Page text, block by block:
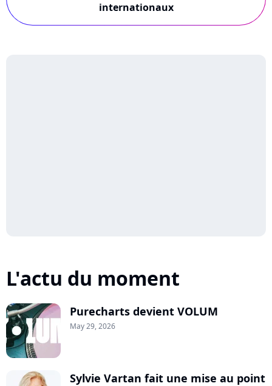
internationaux
L'actu du moment
Purecharts devient VOLUM
May 29, 2026
Sylvie Vartan fait une mise au point